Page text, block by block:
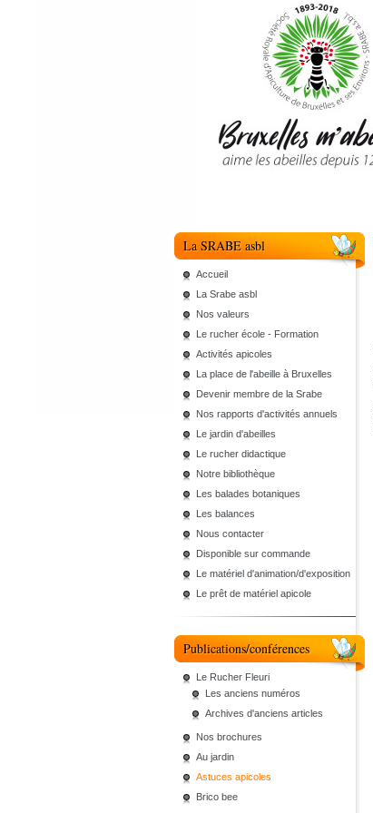
La SRABE asbl
Accueil
La Srabe asbl
Nos valeurs
Le rucher école - Formation
Activités apicoles
La place de l'abeille à Bruxelles
Devenir membre de la Srabe
Nos rapports d'activités annuels
Le jardin d'abeilles
Le rucher didactique
Notre bibliothèque
Les balades botaniques
Les balances
Nous contacter
Disponible sur commande
Le matériel d'animation/d'exposition
Le prêt de matériel apicole
Publications/conférences
Le Rucher Fleuri
Les anciens numéros
Archives d'anciens articles
Nos brochures
Au jardin
Astuces apicoles
Brico bee